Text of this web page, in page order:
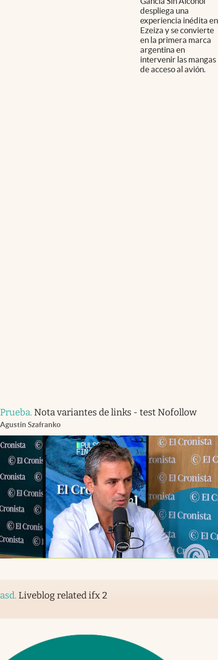
despliega una
experiencia inédita en
Ezeiza y se convierte
en la primera marca
argentina en
intervenir las mangas
de acceso al avión.
Prueba. Nota variantes de links - test Nofollow
Agustin Szafranko
asd. Liveblog related ifx 2